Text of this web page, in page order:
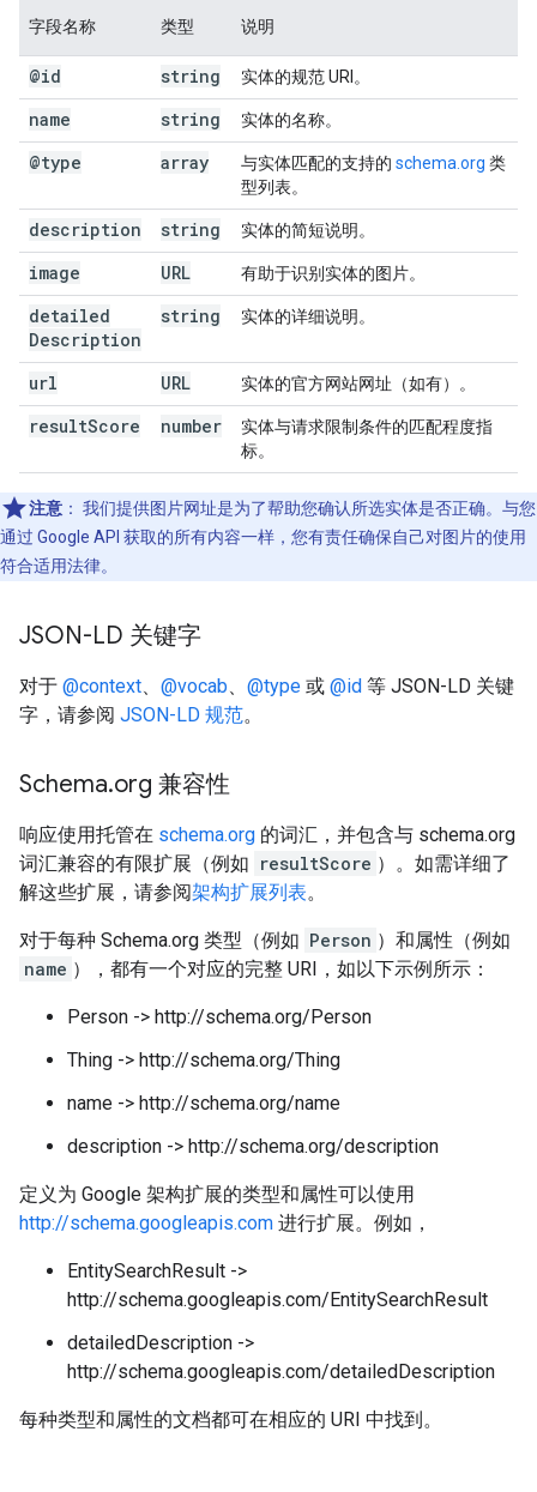
字段名称 类型 说明
@id string 实体的规范 URI。
name string 实体的名称。
@type array 与实体匹配的支持的 schema.org 类
型列表。
description string 实体的简短说明。
image URL 有助于识别实体的图片。
detailed
Description
string 实体的详细说明。
url URL 实体的官方网站网址（如有）。
resultScore number
实体与请求限制条件的匹配程度指
标。
注意 ： 我们提供图片网址是为了帮助您确认所选实体是否正确。与您
通过 Google API 获取的所有内容一样，您有责任确保自己对图片的使用
符合适用法律。
JSON-LD 关键字
对于 @context、 @vocab、 @type 或 @id 等 JSON-LD 关键
字，请参阅 JSON-LD 规范。
Schema.org 兼容性
响应使用托管在 schema.org 的词汇，并包含与 schema.org
词汇兼容的有限扩展（例如 resultScore ）。如需详细了
解这些扩展，请参阅架构扩展列表。
对于每种 Schema.org 类型（例如 Person ）和属性（例如
name ），都有一个对应的完整 URI，如以下示例所示：
Person -> http://schema.org/Person
Thing -> http://schema.org/Thing
name -> http://schema.org/name
description -> http://schema.org/description
定义为 Google 架构扩展的类型和属性可以使用
http://schema.googleapis.com 进行扩展。例如，
EntitySearchResult ->
http://schema.googleapis.com/EntitySearchResult
detailedDescription ->
http://schema.googleapis.com/detailedDescription
每种类型和属性的文档都可在相应的 URI 中找到。